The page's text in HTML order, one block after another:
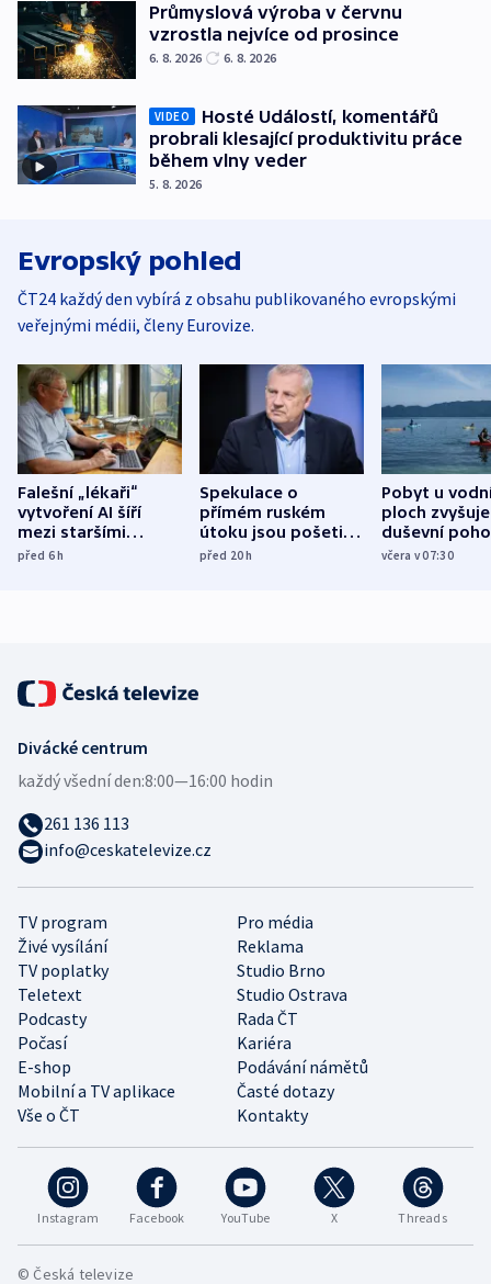
Průmyslová výroba v červnu
vzrostla nejvíce od prosince
6. 8. 2026 6. 8. 2026
VIDEO
Hosté Událostí, komentářů
probrali klesající produktivitu práce
během vlny veder
5. 8. 2026
Evropský pohled
ČT24 každý den vybírá z obsahu publikovaného evropskými
veřejnými médii, členy Eurovize.
Falešní „lékaři“
vytvoření AI šíří
mezi staršími
Poláky nebezpečné
před 6h
Spekulace o
přímém ruském
útoku jsou pošetilé,
míní estonský
před 20h
Pobyt u
ploch zvyšuje
duševní
ukázala
včera v 07:30
Instagram Facebook YouTube X Threads
TV program
Pro média
Živé vysílání
Reklama
TV poplatky
Studio Brno
Teletext
Studio Ostrava
Podcasty
Rada ČT
Počasí
Kariéra
E-shop
Podávání námětů
Mobilní a TV aplikace
Časté dotazy
Vše o ČT
Kontakty
Divácké centrum
každý všední den:8:00—16:00 hodin
261 136 113
info@ceskatelevize.cz
© Česká televize